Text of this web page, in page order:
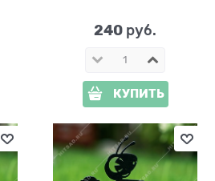
240 руб.
КУПИТЬ